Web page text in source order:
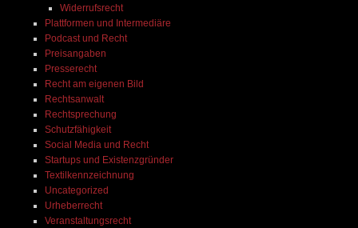
Widerrufsrecht
Plattformen und Intermediäre
Podcast und Recht
Preisangaben
Presserecht
Recht am eigenen Bild
Rechtsanwalt
Rechtsprechung
Schutzfähigkeit
Social Media und Recht
Startups und Existenzgründer
Textilkennzeichnung
Uncategorized
Urheberrecht
Veranstaltungsrecht